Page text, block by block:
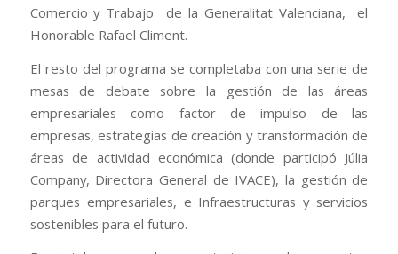
Comercio y Trabajo de la Generalitat Valenciana, el
Honorable Rafael Climent.
El resto del programa se completaba con una serie de
mesas de debate sobre la gestión de las áreas
empresariales como factor de impulso de las
empresas, estrategias de creación y transformación de
áreas de actividad económica (donde participó Júlia
Company, Directora General de IVACE), la gestión de
parques empresariales, e Infraestructuras y servicios
sostenibles para el futuro.